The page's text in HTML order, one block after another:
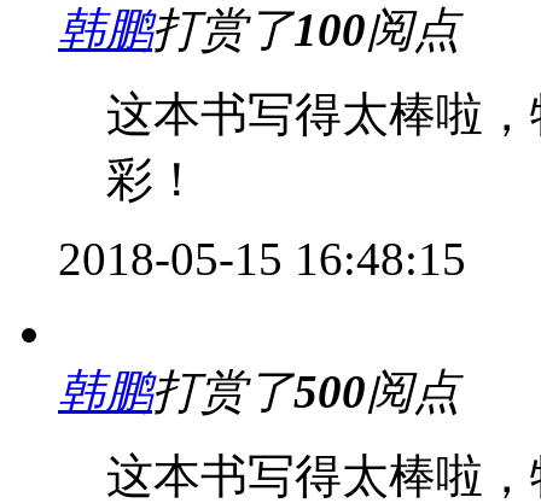
韩鹏打赏了100阅点
这本书写得太棒啦
彩！
2018-05-15 16:48:15
韩鹏打赏了500阅点
这本书写得太棒啦